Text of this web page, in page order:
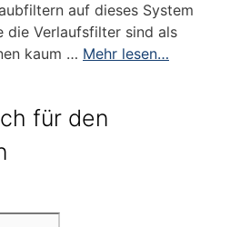
auf dieses System
die Verlaufsfilter sind als
kaum … Mehr lesen…
für den